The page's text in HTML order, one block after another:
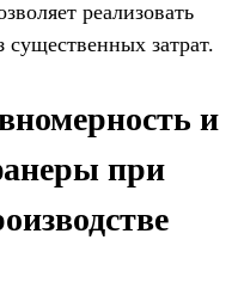
реализовать
затрат.
и
при